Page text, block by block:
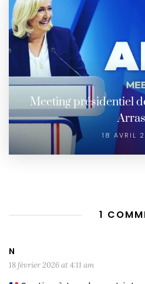
Meeting présidentiel
Arras
18 AVRIL
1
N
18 février 2026 at 4:11 am